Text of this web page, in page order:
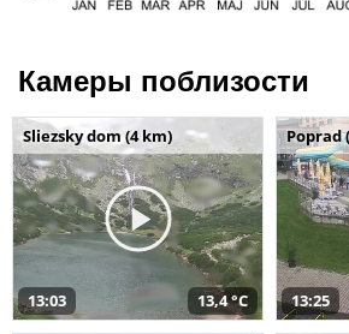
Камеры поблизости
Sliezsky dom (4 km)
13:03 13,4 °C
Poprad
13:25